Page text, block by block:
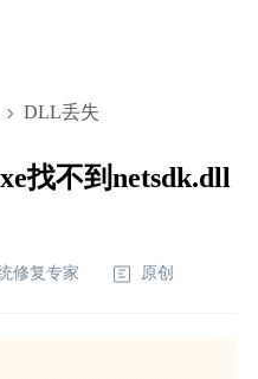
DLL丢失
找不到netsdk.dll
修复专家 原创